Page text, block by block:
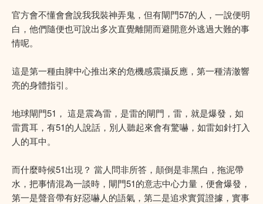
官方會不懂會會說我我裝神弄鬼，但有閘門57的人，一說便明
白，他們隨便也可說出多次直覺離開而避開意外逃過大難的事
情呢。
這是第一種由脾中心推出來的危機感震攝反應，第一種清澈響
亮的身體指引。
地球閘門51， 這是震為雷，是雷的閘門，雷，就是爆發，如
雷貫耳，有51的人說話，別人聽起來會有驚嚇，如雷如針打入
人的耳中。
而什麼時候51出現？ 當人問非所答，顛倒是非黑白，拖泥帶
水，把事情混為一談時，閘門51的意志中心力量，便會爆發，
第一是聲音帶有好惡嚇人的語氣，第二是追求實質證據，實事